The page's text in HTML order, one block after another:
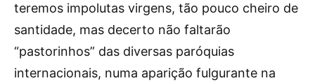
teremos impolutas virgens, tão pouco cheiro de
santidade, mas decerto não faltarão
“pastorinhos” das diversas paróquias
internacionais, numa aparição fulgurante na